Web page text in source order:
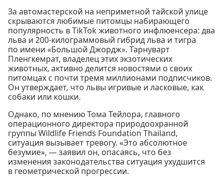
За автомастерской на неприметной тайской улице
скрываются любимые питомцы набирающего
популярность в TikTok животного инфлюенсера: два
льва и 200-килограммовый гибрид льва и тигра
по имени «Большой Джордж». Тарнуварт
Пленгкемрат, владелец этих экзотических
животных, активно делится новостями о своих
питомцах с почти тремя миллионами подписчиков.
Он утверждает, что львы игривые и ласковые, как
собаки или кошки.
Однако, по мнению Тома Тейлора, главного
операционного директора природоохранной
группы Wildlife Friends Foundation Thailand,
ситуация вызывает тревогу. «Это абсолютное
безумие», — заявил он, опасаясь, что без
изменения законодательства ситуация ухудшится
в геометрической прогрессии.